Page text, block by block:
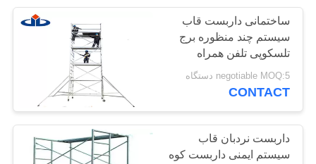
سیستم کابلیک
داربست
10
ساختمانی داربست قاب
سیستم چند منظوره برج
تلسکوپی تلفن همراه
negotiable MOQ:5 دستگاه
CONTACT
داربست نردبان قاب
سیستم ایمنی داربست کوه